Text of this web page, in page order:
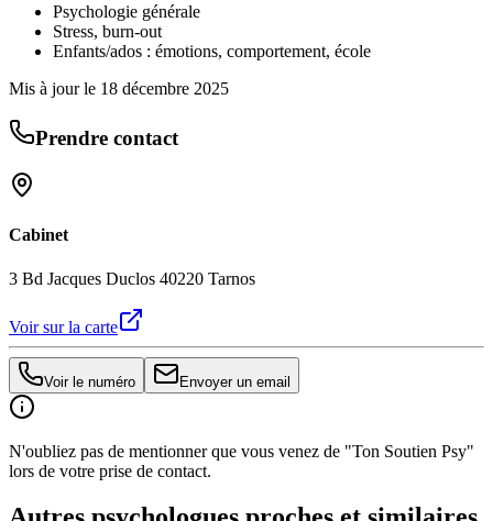
Psychologie générale
Stress, burn-out
Enfants/ados : émotions, comportement, école
Mis à jour le 18 décembre 2025
Prendre contact
Cabinet
3 Bd Jacques Duclos 40220 Tarnos
Voir sur la carte
Voir le numéro Envoyer un email
N'oubliez pas de mentionner que vous venez de "Ton Soutien Psy"
lors de votre prise de contact.